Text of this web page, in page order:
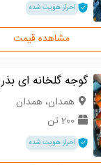
احراز هویت شده
مشاهده قیمت
گوجه گلخانه ای بذر 4129
همدان، همدان
200 تن
احراز هویت شده